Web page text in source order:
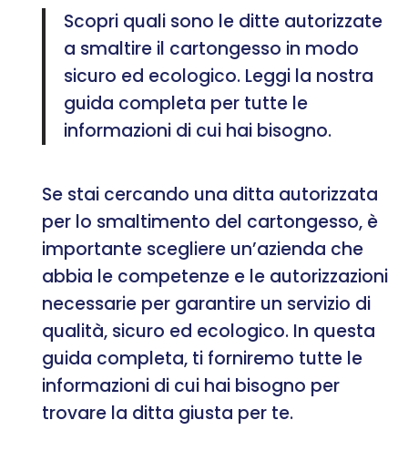
Scopri quali sono le ditte autorizzate
a smaltire il cartongesso in modo
sicuro ed ecologico. Leggi la nostra
guida completa per tutte le
informazioni di cui hai bisogno.
Se stai cercando una ditta autorizzata
per lo smaltimento del cartongesso, è
importante scegliere un’azienda che
abbia le competenze e le autorizzazioni
necessarie per garantire un servizio di
qualità, sicuro ed ecologico. In questa
guida completa, ti forniremo tutte le
informazioni di cui hai bisogno per
trovare la ditta giusta per te.